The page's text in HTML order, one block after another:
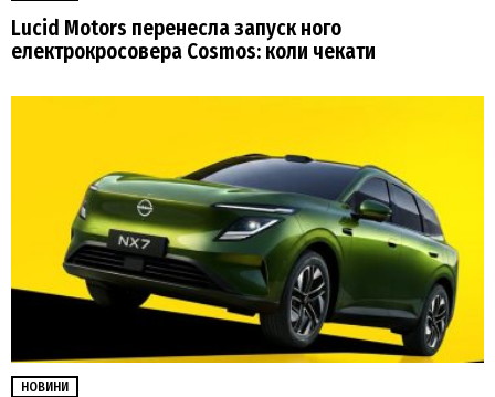
Lucid Motors перенесла запуск ного
електрокросовера Cosmos: коли чекати
НОВИНИ